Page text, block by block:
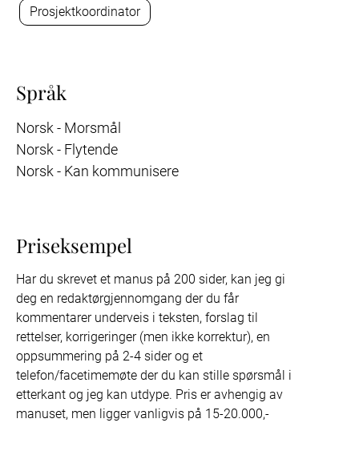
Prosjektkoordinator
Språk
Norsk - Morsmål
Norsk - Flytende
Norsk - Kan kommunisere
Priseksempel
Har du skrevet et manus på 200 sider, kan jeg gi
deg en redaktørgjennomgang der du får
kommentarer underveis i teksten, forslag til
rettelser, korrigeringer (men ikke korrektur), en
oppsummering på 2-4 sider og et
telefon/facetimemøte der du kan stille spørsmål i
etterkant og jeg kan utdype. Pris er avhengig av
manuset, men ligger vanligvis på 15-20.000,-